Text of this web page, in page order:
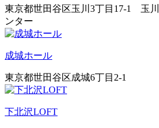
東京都世田谷区玉川3丁目17-1 玉
ンター
成城ホール
東京都世田谷区成城6丁目2-1
下北沢LOFT